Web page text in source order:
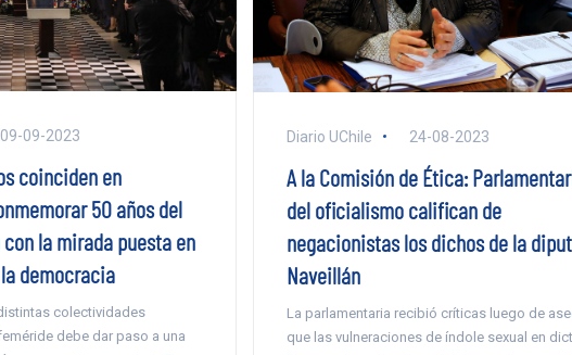
09-09-2023
coinciden en
50 años del
la mirada puesta en
democracia
colectividades
debe dar paso a una
Diario UChile 24-08-2023
A la Comisión de Ética:
del oficialismo califican de
negacionistas los dichos de la
Naveillán
La parlamentaria recibió críticas luego de
que las vulneraciones de índole sexual en